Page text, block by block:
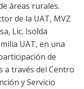
áreas rurales.
de la UAT, MVZ
Lic. Isolda
UAT, en una
de
a través del Centro
y Servicio